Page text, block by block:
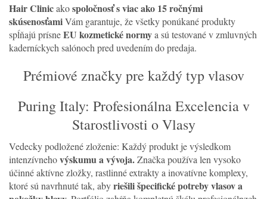
Hair Clinicakospoločnosť s viac ako 15 ročnými
skúsenosťamiVám garantuje, že všetky ponúkané produkty
spĺňajú prísneEU kozmetické normya sú testované v zmluvných
kaderníckych salónoch pred uvedením do predaja.
Prémiové značky pre každý typ vlasov
Puring Italy: Profesionálna Excelencia v
Starostlivosti o Vlasy
Vedecky podložené zloženie: Každý produkt je výsledkom
intenzívnehovýskumu a vývoja.Značka používa len vysoko
účinné aktívne zložky, rastlinné extrakty a inovatívne komplexy,
ktoré sú navrhnuté tak, abyriešili špecifické potreby vlasov a